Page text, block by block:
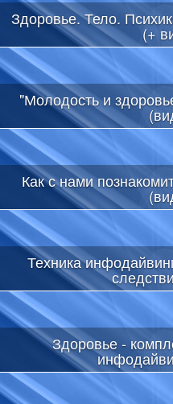
Здоровье. Тело.
(+
"Молодость и
Как с нами
Техника
Здоровье -